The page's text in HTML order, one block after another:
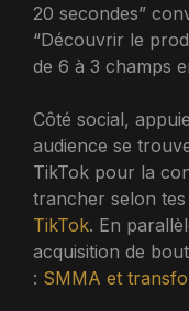
20 secondes”
“Découvrir le
de 6 à 3 champs
Côté social,
audience se
TikTok pour la
trancher selon
TikTok. En
acquisition de
: SMMA et